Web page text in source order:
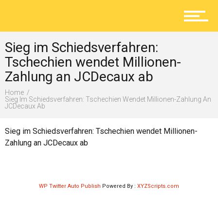
Lokal
Ratgeber
Service
Sieg im Schiedsverfahren:
Tschechien wendet Millionen-
Zahlung an JCDecaux ab
Home
Sieg Im Schiedsverfahren: Tschechien Wendet Millionen-Zahlung An
JCDecaux Ab
Sieg im Schiedsverfahren: Tschechien wendet Millionen-
Zahlung an JCDecaux ab
WP Twitter Auto Publish Powered By : XYZScripts.com